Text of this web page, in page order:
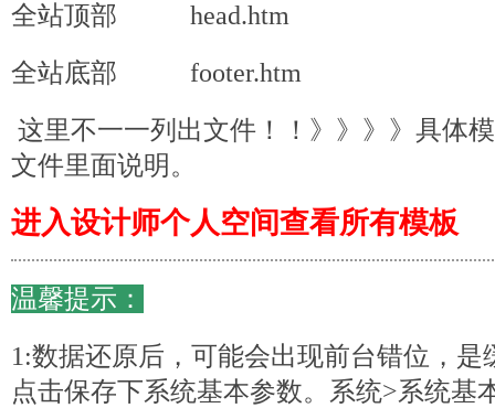
全站顶部 head.htm
全站底部 footer.htm
这里不一一列出文件！！》》》》具体
文件里面说明。
进入设计师个人空间查看所有模板
温馨提示：
1:数据还原后，可能会出现前台错位，
点击保存下系统基本参数。系统>系统基